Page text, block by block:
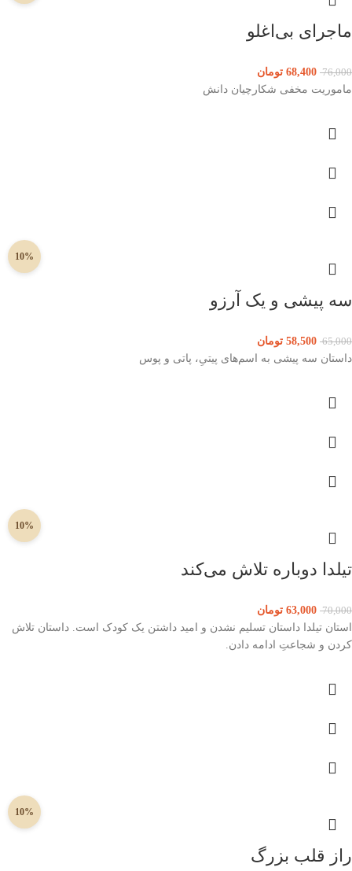
ماجرای بی‌اغلو
76,000
68,400 تومان
ماموریت مخفی شکارچیان دانش
10%
سه پیشی و یک آرزو
65,000
58,500 تومان
داستان سه پیشی به اسم‌های پیتیِ، پاتی و پوس
10%
تیلدا دوباره تلاش می‌کند
70,000
63,000 تومان
استان تیلدا داستان تسلیم نشدن و امید داشتن یک کودک است. داستان تلاش
کردن و شجاعتِ ادامه دادن.
10%
راز قلب بزرگ